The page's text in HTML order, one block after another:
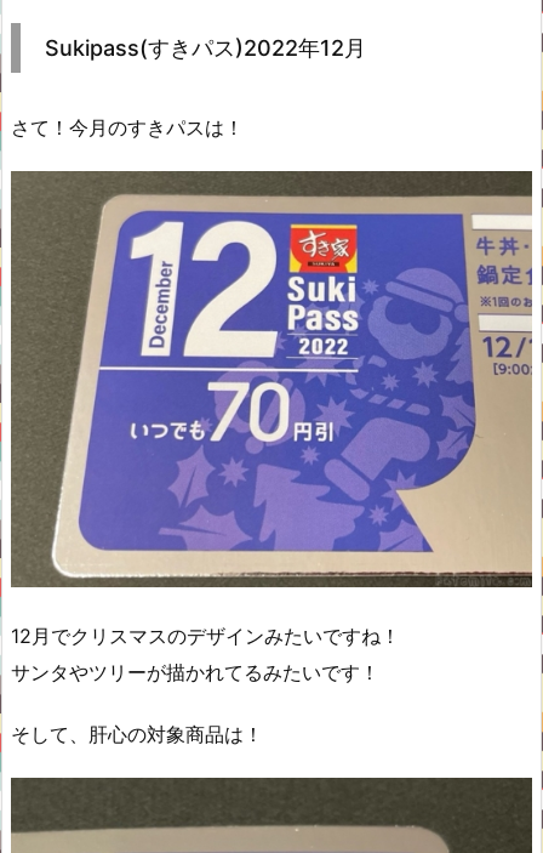
Sukipass(すきパス)2022年12月
さて！今月のすきパスは！
12月でクリスマスのデザインみたいですね！
サンタやツリーが描かれてるみたいです！
そして、肝心の対象商品は！